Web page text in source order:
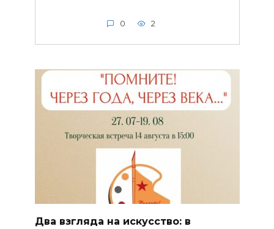
0 2
Два взгляда на искусство: в